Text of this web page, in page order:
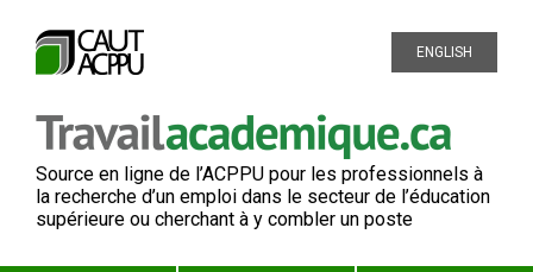
ENGLISH
Source en ligne de l’ACPPU pour les professionnels à
la recherche d’un emploi dans le secteur de l’éducation
supérieure ou cherchant à y combler un poste